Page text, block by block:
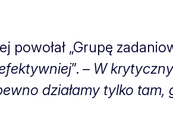
powołał „Grupę
”. – W
działamy tylko tam,